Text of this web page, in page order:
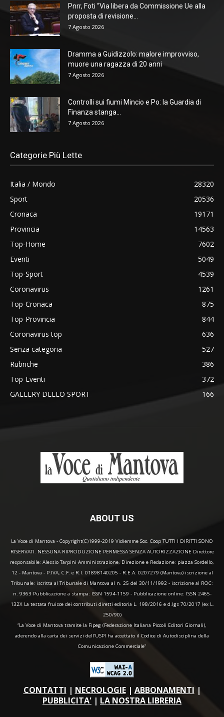
Pnrr, Foti “Via libera da Commissione Ue alla
proposta di revisione...
7 Agosto 2026
Dramma a Guidizzolo: malore improvviso,
muore una ragazza di 20 anni
7 Agosto 2026
Controlli sui fiumi Mincio e Po: la Guardia di
Finanza stanga...
7 Agosto 2026
Categorie Più Lette
Italia / Mondo
28320
Sport
20536
Cronaca
19171
Provincia
14563
Top-Home
7602
Eventi
5049
Top-Sport
4539
Coronavirus
1261
Top-Cronaca
875
Top-Provincia
844
Coronavirus top
636
Senza categoria
527
Rubriche
386
Top-Eventi
372
GALLERY DELLO SPORT
166
ABOUT US
La Voce di Mantova - Copyright(C)1999-2019 Vidiemme Soc. Coop TUTTI I DIRITTI SONO
RISERVATI. NESSUNA RIPRODUZIONE PERMESSA SENZA AUTORIZZAZIONE Direttore
responsabile: Alessio Tarpini Amministrazione, Direzione e Redazione: piazza Sordello,
12 - Mantova - P.IVA, C.F. e R.I. 01898140205 - R.E.A. 0207279 (Mantova) iscrizione al
Tribunale: iscritta al Tribunale di Mantova al n. 25 del 30/11/1992 - iscrizione al ROC:
n. 9363 Pubblicazione a stampa: ISSN 1594-1159 - Pubblicazione online: ISSN 2465-
132X La testata fruisce dei contributi diretti editoria L. 198/2016 e d.lgs 70/2017 (ex L.
250/90)
“La Voce di Mantova tramite la Fipeg (Federazione Italiana Piccoli Editori Giornali),
aderendo alla carta dei servizi dell'USPI ha accettato il Codice di Autodisciplina della
Comunicazione Commerciale"
CONTATTI | NECROLOGIE| ABBONAMENTI |
PUBBLICITA' | LA NOSTRA LIBRERIA